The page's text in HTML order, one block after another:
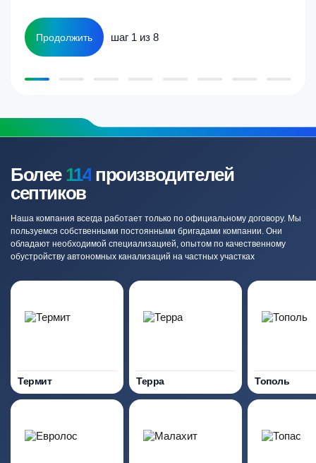
Продолжить шаг 1 из 8
Более 114 производителей
септиков
Наша компания всегда работает только по официальному договору. Мы
пользуемся собственными постоянными бригадами компании. Они
обладают необходимой специализацией, опытом по качественному
обустройству автономных канализаций на частных участках
Термит Терра Тополь